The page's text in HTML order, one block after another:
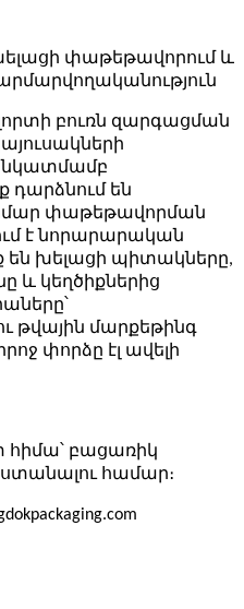
փաթեթավորում և
բուռն զարգացման
նկատմամբ
դարձնում են
փաթեթավորման
է նորարարական
են խելացի պիտակները,
և կեղծիքներից
թվային մարքեթինգ
փորձը էլ ավելի
հիմա՝ բացառիկ
համար։